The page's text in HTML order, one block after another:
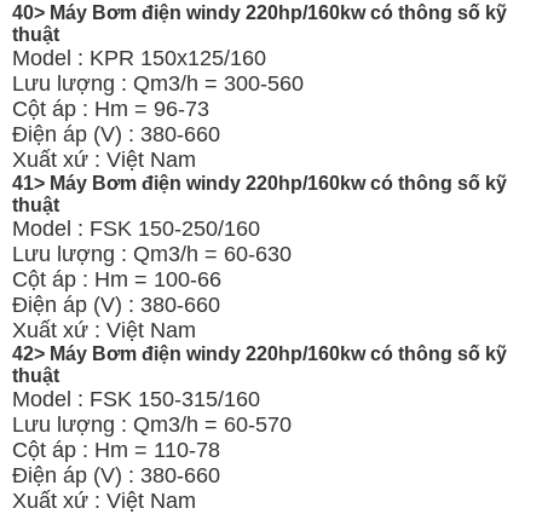
40> Máy Bơm điện windy 220hp/160kw có thông số kỹ
thuật
Model : KPR 150x125/160
Lưu lượng : Qm3/h = 300-560
Cột áp : Hm = 96-73
Điện áp (V) : 380-660
Xuất xứ : Việt Nam
41> Máy Bơm điện windy 220hp/160kw có thông số kỹ
thuật
Model : FSK 150-250/160
Lưu lượng : Qm3/h = 60-630
Cột áp : Hm = 100-66
Điện áp (V) : 380-660
Xuất xứ : Việt Nam
42> Máy Bơm điện windy 220hp/160kw có thông số kỹ
thuật
Model : FSK 150-315/160
Lưu lượng : Qm3/h = 60-570
Cột áp : Hm = 110-78
Điện áp (V) : 380-660
Xuất xứ : Việt Nam